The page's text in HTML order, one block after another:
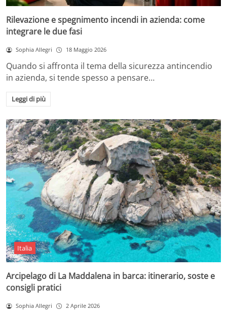
Rilevazione e spegnimento incendi in azienda: come
integrare le due fasi
Sophia Allegri 18 Maggio 2026
Quando si affronta il tema della sicurezza antincendio
in azienda, si tende spesso a pensare…
Leggi di più
Italia
Arcipelago di La Maddalena in barca: itinerario, soste e
consigli pratici
Sophia Allegri 2 Aprile 2026